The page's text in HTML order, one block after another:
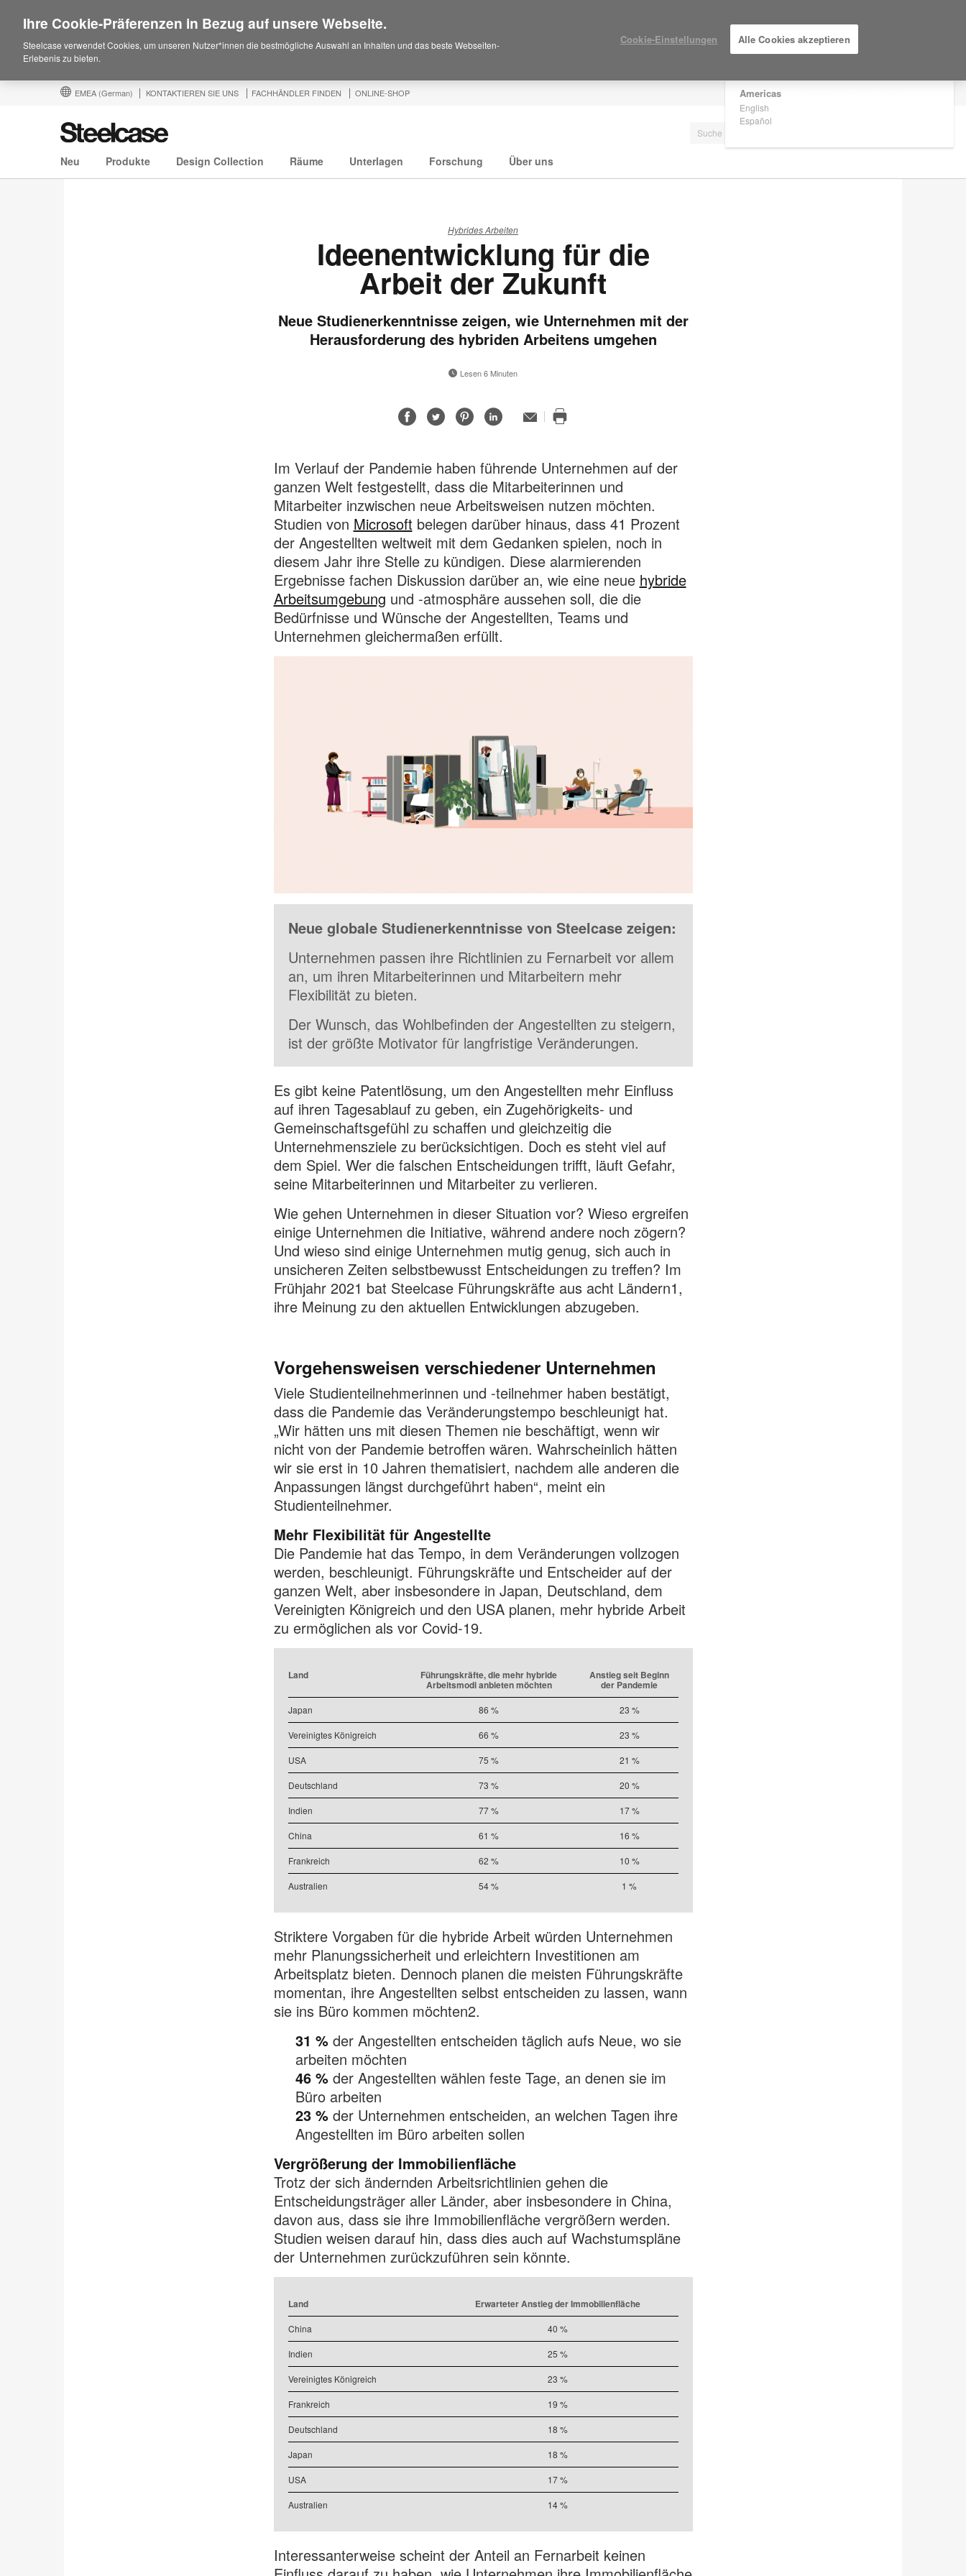
Are you in United States?
Americas
English
Español
EMEA (German) KONTAKTIEREN SIE UNS FACHHÄNDLER FINDEN ONLINE-SHOP
Neu Produkte Design Collection Räume Unterlagen Forschung Über uns
Hybrides Arbeiten
Ideenentwicklung für die
Arbeit der Zukunft
Neue Studienerkenntnisse zeigen, wie Unternehmen mit der
Herausforderung des hybriden Arbeitens umgehen
Lesen 6 Minuten
AufAufAufAuf
E-
drucken
Im Verlauf der Pandemie haben führende Unternehmen auf der
ganzen Welt festgestellt, dass die Mitarbeiterinnen und
Mitarbeiter inzwischen neue Arbeitsweisen nutzen möchten.
Studien von Microsoft belegen darüber hinaus, dass 41 Prozent
der Angestellten weltweit mit dem Gedanken spielen, noch in
diesem Jahr ihre Stelle zu kündigen. Diese alarmierenden
Ergebnisse fachen Diskussion darüber an, wie eine neue hybride
Arbeitsumgebung und -atmosphäre aussehen soll, die die
Bedürfnisse und Wünsche der Angestellten, Teams und
Unternehmen gleichermaßen erfüllt.
Neue globale Studienerkenntnisse von Steelcase zeigen:
Unternehmen passen ihre Richtlinien zu Fernarbeit vor allem
an, um ihren Mitarbeiterinnen und Mitarbeitern mehr
Flexibilität zu bieten.
Der Wunsch, das Wohlbefinden der Angestellten zu steigern,
ist der größte Motivator für langfristige Veränderungen.
Es gibt keine Patentlösung, um den Angestellten mehr Einfluss
auf ihren Tagesablauf zu geben, ein Zugehörigkeits- und
Gemeinschaftsgefühl zu schaffen und gleichzeitig die
Unternehmensziele zu berücksichtigen. Doch es steht viel auf
dem Spiel. Wer die falschen Entscheidungen trifft, läuft Gefahr,
seine Mitarbeiterinnen und Mitarbeiter zu verlieren.
Wie gehen Unternehmen in dieser Situation vor? Wieso ergreifen
einige Unternehmen die Initiative, während andere noch zögern?
Und wieso sind einige Unternehmen mutig genug, sich auch in
unsicheren Zeiten selbstbewusst Entscheidungen zu treffen? Im
Frühjahr 2021 bat Steelcase Führungskräfte aus acht Ländern1,
ihre Meinung zu den aktuellen Entwicklungen abzugeben.
Vorgehensweisen verschiedener Unternehmen
Viele Studienteilnehmerinnen und -teilnehmer haben bestätigt,
dass die Pandemie das Veränderungstempo beschleunigt hat.
„Wir hätten uns mit diesen Themen nie beschäftigt, wenn wir
nicht von der Pandemie betroffen wären. Wahrscheinlich hätten
wir sie erst in 10 Jahren thematisiert, nachdem alle anderen die
Anpassungen längst durchgeführt haben“, meint ein
Studienteilnehmer.
Mehr Flexibilität für Angestellte
Die Pandemie hat das Tempo, in dem Veränderungen vollzogen
werden, beschleunigt. Führungskräfte und Entscheider auf der
ganzen Welt, aber insbesondere in Japan, Deutschland, dem
Vereinigten Königreich und den USA planen, mehr hybride Arbeit
zu ermöglichen als vor Covid-19.
Land Führungskräfte, die mehr hybride
Arbeitsmodi anbieten möchten
Anstieg seit Beginn
der Pandemie
Japan 86 % 23 %
Vereinigtes Königreich 66 % 23 %
USA 75 % 21 %
Deutschland 73 % 20 %
Indien 77 % 17 %
China 61 % 16 %
Frankreich 62 % 10 %
Australien 54 % 1 %
Striktere Vorgaben für die hybride Arbeit würden Unternehmen
mehr Planungssicherheit und erleichtern Investitionen am
Arbeitsplatz bieten. Dennoch planen die meisten Führungskräfte
momentan, ihre Angestellten selbst entscheiden zu lassen, wann
sie ins Büro kommen möchten2.
31 %der Angestellten entscheiden täglich aufs Neue, wo sie
arbeiten möchten
46 %der Angestellten wählen feste Tage, an denen sie im
Büro arbeiten
23 %der Unternehmen entscheiden, an welchen Tagen ihre
Angestellten im Büro arbeiten sollen
Vergrößerung der Immobilienfläche
Trotz der sich ändernden Arbeitsrichtlinien gehen die
Entscheidungsträger aller Länder, aber insbesondere in China,
davon aus, dass sie ihre Immobilienfläche vergrößern werden.
Studien weisen darauf hin, dass dies auch auf Wachstumspläne
der Unternehmen zurückzuführen sein könnte.
Land Erwarteter Anstieg der Immobilienfläche
China 40 %
Indien 25 %
Vereinigtes Königreich 23 %
Frankreich 19 %
Deutschland 18 %
Japan 18 %
USA 17 %
Australien 14 %
Interessanterweise scheint der Anteil an Fernarbeit keinen
Ihre Cookie-Präferenzen in Bezug auf unsere Webseite.
Steelcase verwendet Cookies, um unseren Nutzer*innen die bestmögliche Auswahl an Inhalten und das beste Webseiten-
Erlebenis zu bieten.
Cookie-Einstellungen Alle Cookies akzeptieren